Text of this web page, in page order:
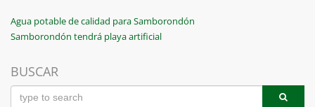
Navegación
de
entradas
Previous
Post
Agua potable de calidad para Samborondón
Next
Samborondón tendrá playa artificial
BUSCAR